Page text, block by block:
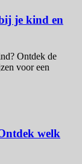
je kind en
Ontdek de
voor een
welk